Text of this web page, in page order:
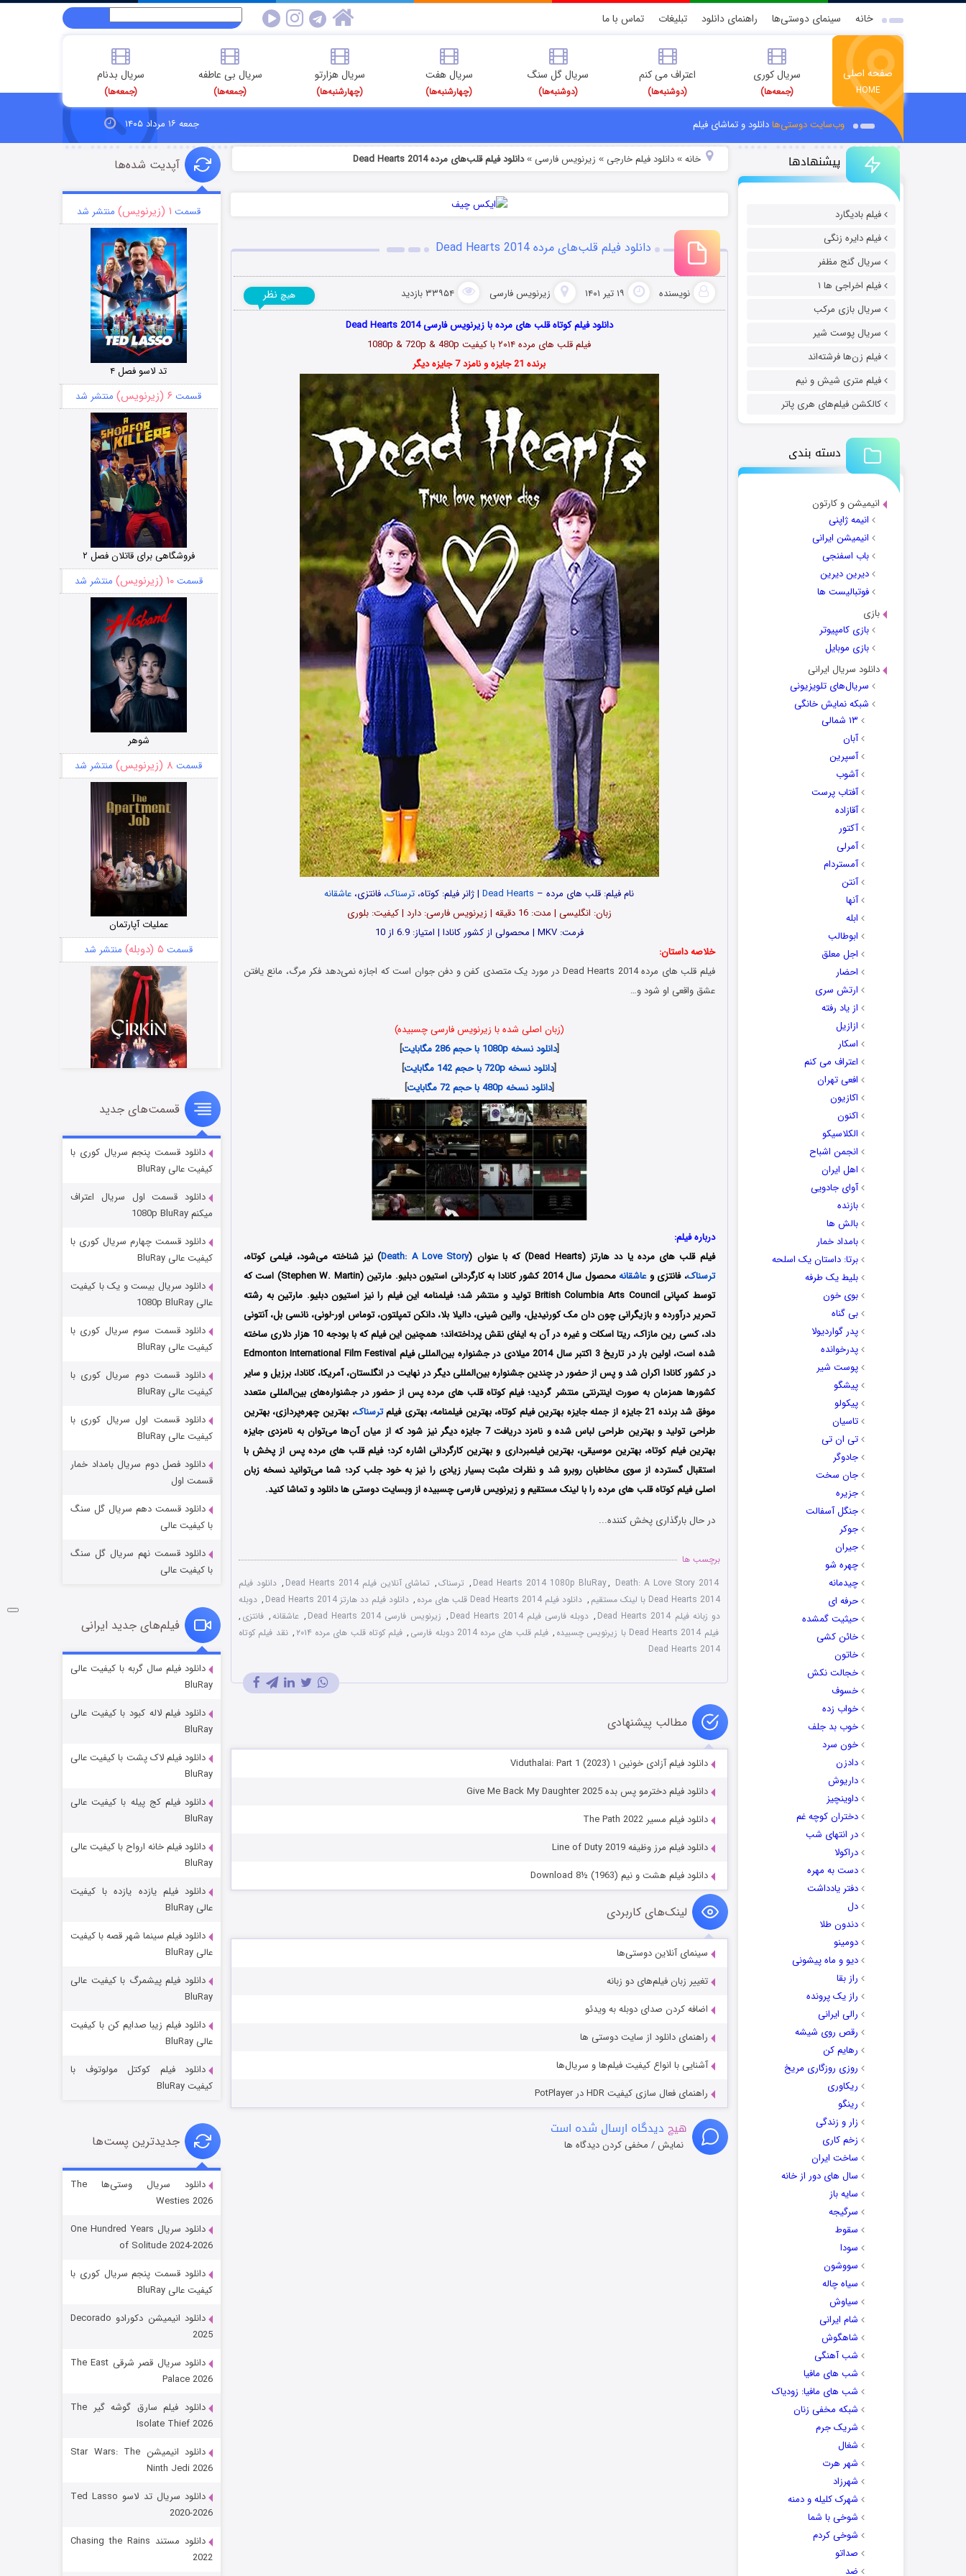
خانه سینمای دوستی‌ها راهنمای دانلود تبلیغات تماس با ما
صفحه اصلی
HOME
سریال کوری
(جمعه‌ها)
اعتراف می کنم
(دوشنبه‌ها)
سریال گل سنگ
(دوشنبه‌ها)
سریال هفت
(چهارشنبه‌ها)
سریال هزارتو
(چهارشنبه‌ها)
سریال بی عاطفه
(جمعه‌ها)
سریال بدنام
(جمعه‌ها)
وب‌سایت دوستی‌هادانلود و تماشای فیلم جمعه ۱۶ مرداد ۱۴۰۵
پیشنهادها
فیلم بادیگارد
فیلم دایره زنگی
سریال گنج مظفر
فیلم اخراجی ها ۱
سریال بازی مرکب
سریال پوست شیر
فیلم زن‌ها فرشته‌اند
فیلم متری شیش و نیم
کالکشن فیلم‌های هری پاتر
دسته بندی
انیمیشن و کارتون
انیمه ژاپنی
انیمیشن ایرانی
باب اسفنجی
دیرین دیرین
فوتبالیست ها
بازی
بازی کامپیوتر
بازی موبایل
دانلود سریال ایرانی
سریال‌های تلویزیونی
شبکه نمایش خانگی
۱۳ شمالی
آبان
آسپرین
آشوب
آفتاب پرست
آقازاده
آکتور
آمرلی
آمستردام
آنتن
آنها
ابله
ابوطالب
اجل معلق
احضار
ارتش سری
از یاد رفته
ازازیل
اسکار
اعتراف می کنم
افعی تهران
اکازیون
اکنون
الکلاسیکو
انجمن اشباح
اهل ایران
آوای جادویی
بازنده
بالش ها
بامداد خمار
برتا: داستان یک اسلحه
بلیط یک‌‌ طرفه
بوی خون
بی گناه
پدر گواردیولا
پدرخوانده
پوست شیر
پیشگو
پیکولو
تاسیان
تی ان تی
جادوگر
جان سخت
جزیره
جنگل آسفالت
جوکر
جیران
چهره شو
چیدمانه
حرفه ای
حیثیت گمشده
خائن کشی
خاتون
خجالت نکش
خسوف
خواب زده
خوب بد جلف
خون سرد
دادزن
داریوش
داوینچیز
دختران کوچه غم
در انتهای شب
دراکولا
دست به مهره
دفتر یادداشت
دل
دندون طلا
دومینو
دیو و ماه پیشونی
راز بقا
راز یک پرونده
رالی ایرانی
رقص روی شیشه
رهایم کن
روزی روزگاری مریخ
ریکاوری
رینگو
زار و زندگی
زخم کاری
ساخت ایران
سال های دور از خانه
سایه باز
سرگیجه
سقوط
سودا
سووشون
سیاه چاله
سیاوش
شام ایرانی
شاهگوش
شب آهنگی
شب های مافیا
شب های مافیا: زودیاک
شبکه مخفی زنان
شریک جرم
شغال
شهر هرت
شهرزاد
شهرک کلیله و دمنه
شوخی با شما
شوخی کردم
صداتو
ضد
خانه» دانلود فیلم خارجی » زیرنویس فارسی »دانلود فیلم قلب‌های مرده Dead Hearts 2014
دانلود فیلم قلب‌های مرده Dead Hearts 2014
نویسنده ۱۹ تیر ۱۴۰۱ زیرنویس فارسی ۳۳۹۵۴ بازدید هیچ نظر
دانلود فیلم کوتاه قلب های مرده با زیرنویس فارسی Dead Hearts 2014
فیلم قلب های مرده ۲۰۱۴ با کیفیت 1080p & 720p & 480p
برنده 21 جایزه و نامزد 7 جایزه دیگر
نام فیلم: قلب های مرده – Dead Hearts| ژانر فیلم: کوتاه، ترسناک، فانتزی، عاشقانه
زبان: انگلیسی | مدت: 16 دقیقه | زیرنویس فارسی: دارد | کیفیت: بلوری
فرمت: MKV | محصولی از کشور کانادا | امتیاز: 6.9 از 10
خلاصه داستان:
فیلم قلب های مرده Dead Hearts 2014 در مورد یک متصدی کفن و دفن جوان است که اجازه نمی‌دهد فکر مرگ، مانع یافتن
عشق واقعی او شود و…
(زبان اصلی شده با زیرنویس فارسی چسبیده)
[دانلود نسخه 1080p با حجم 286 مگابایت
]
[دانلود نسخه 720p با حجم 142 مگابایت
]
[دانلود نسخه 480p با حجم 72 مگابایت ]
درباره فیلم:
فیلم قلب های مرده یا دد هارتز (Dead Hearts) که با عنوان (
Death: A Love Story) نیز شناخته می‌شود، فیلمی کوتاه،
ترسناک، فانتزی وعاشقانهمحصول سال 2014 کشور کانادا به کارگردانی استیون دبلیو. مارتین
(Stephen W. Martin) است که
توسط کمپانی‌ British Columbia Arts Council تولید و منتشر شد؛ فیلمنامه این فیلم را نیز استیون دبلیو. مارتین به رشته
تحریر درآورده و بازیگرانی چون دان مک کورنیدیل، والین شینی، دالیلا بلا، دانکن تمپلتون، توماس اور-لونی، نانسی بل، آنتونی
داد، کسی رین مازاک، ریتا اسکات و غیره در آن به ایفای نقش پرداخته‌اند؛ همچنین این فیلم که با بودجه 10 هزار دلاری ساخته
شده است، اولین بار در تاریخ 3 اکتبر سال 2014 میلادی در جشنواره بین‌المللی فیلم Edmonton International Film Festival
در کشور کانادا اکران شد و پس از حضور در چندین جشنواره بین‌المللی دیگر در نهایت در انگلستان، آمریکا، کانادا، برزیل و سایر
کشورها همزمان به صورت اینترنتی منتشر گردید؛ فیلم کوتاه قلب های مرده پس از حضور در جشنواره‌های بین‌المللی متعدد
موفق شد برنده 21 جایزه از جمله جایزه بهترین فیلم کوتاه، بهترین فیلمنامه، بهتری فیلم
ترسناک، بهترین چهره‌پردازی، بهترین
طراحی تولید و بهترین طراحی لباس شده و نامزد دریافت 7 جایزه دیگر نیز شود که از میان آن‌ها می‌توان به نامزدی جایزه
بهترین فیلم کوتاه، بهترین موسیقی، بهترین فیلمبرداری و بهترین کارگردانی اشاره کرد؛ فیلم قلب های مرده پس از پخش با
استقبال گسترده از سوی مخاطبان روبرو شد و نظرات مثبت بسیار زیادی را نیز به خود جلب کرد؛ شما می‌توانید نسخه زبان
اصلی فیلم کوتاه قلب های مرده را با لینک مستقیم و زیرنویس فارسی چسبیده از وبسایت دوستی ها دانلود و تماشا کنید.
در حال بارگذاری پخش کننده...
برچسب ها
Dead Hearts 2014 1080p BluRay, Death: A Love Story 2014
, ترسناک, تماشای آنلاین فیلم Dead Hearts 2014 , دانلود فیلم
Dead Hearts 2014 با لینک مستقیم
, دانلود فیلم Dead Hearts 2014 قلب های مرده , دانلود فیلم دد هارتز Dead Hearts 2014 , دوبله
دو زبانه فیلم Dead Hearts 2014
, دوبله فارسی فیلم Dead Hearts 2014 , زیرنویس فارسی Dead Hearts 2014 , عاشقانه, فانتزی ,
فیلم Dead Hearts 2014 با زیرنویس چسبیده
, فیلم قلب های مرده 2014 دوبله فارسی , فیلم کوتاه قلب های مرده ۲۰۱۴ , نقد فیلم کوتاه
Dead Hearts 2014
مطالب پیشنهادی
دانلود فیلم آزادی خونین ۱ Viduthalai: Part 1 (2023)
دانلود فیلم دخترمو پس بده Give Me Back My Daughter 2025
دانلود فیلم مسیر The Path 2022
دانلود فیلم مرز وظیفه Line of Duty 2019
دانلود فیلم هشت و نیم Download 8½ (1963)
لینک‌های کاربردی
سینمای آنلاین دوستی‌ها
تغییر زبان فیلم‌های دو زبانه
اضافه کردن صدای دوبله به ویدئو
راهنمای دانلود از سایت دوستی ها
آشنایی با انواع کیفیت فیلم‌ها و سریال‌ها
راهنمای فعال سازی کیفیت HDR در PotPlayer
هیچ دیدگاه ارسال شده است
نمایش / مخفی کردن دیدگاه ها
آپدیت شده‌ها
قسمت ۱ (زیرنویس) منتشر شد
تد لاسو فصل ۴
قسمت ۶ (زیرنویس) منتشر شد
فروشگاهی برای قاتلان فصل ۲
قسمت۱۰ (زیرنویس) منتشر شد
شوهر
قسمت ۸ (زیرنویس) منتشر شد
عملیات آپارتمان
قسمت ۵ (دوبله) منتشر شد
سریال زشت
قسمت۲ (زیرنویس) منتشر شد
مردگان متحرک: شهر مرده ۳
شکست استوارت در نجات جهان
قسمت ۷ (زیرنویس) منتشر شد
شوگر فصل ۲
قسمت
خاندان اژدها فصل ۳
جادوگری در مغولستان
قسمت۶ (زیرنویس)
رویایی برای تو
قسمت ۱۵ (دوبله)
قسمت‌های جدید
دانلود قسمت پنجم سریال کوری با
کیفیت عالی BluRay
دانلود قسمت اول سریال اعتراف
میکنم 1080p BluRay
دانلود قسمت چهارم سریال کوری با
کیفیت عالی BluRay
دانلود سریال بیست و یک با کیفیت
عالی 1080p BluRay
دانلود قسمت سوم سریال کوری با
کیفیت عالی BluRay
دانلود قسمت دوم سریال کوری با
کیفیت عالی BluRay
دانلود قسمت اول سریال کوری با
کیفیت عالی BluRay
دانلود فصل دوم سریال بامداد خمار
قسمت اول
دانلود قسمت دهم سریال گل سنگ
با کیفیت عالی
دانلود قسمت نهم سریال گل سنگ
با کیفیت عالی
فیلم‌های جدید ایرانی
دانلود فیلم سال گربه با کیفیت عالی
BluRay
دانلود فیلم لاله کبود با کیفیت عالی
BluRay
دانلود فیلم لاک پشت با کیفیت عالی
BluRay
دانلود فیلم کج‌ پیله با کیفیت عالی
BluRay
دانلود فیلم خانه ارواح با کیفیت عالی
BluRay
دانلود فیلم یازده یازده با کیفیت
عالی BluRay
دانلود فیلم سینما شهر قصه با کیفیت
عالی BluRay
دانلود فیلم پیشمرگ با کیفیت عالی
BluRay
دانلود فیلم زیبا صدایم کن با کیفیت
عالی BluRay
دانلود فیلم کوکتل مولوتوف با
کیفیت BluRay
جدیدترین پست‌ها
دانلود سریال وستی‌ها The
Westies 2026
دانلود سریال One Hundred Years
of Solitude 2024-2026
دانلود قسمت پنجم سریال کوری با
کیفیت عالی BluRay
دانلود انیمیشن دکورادو Decorado
2025
دانلود سریال قصر شرقی The East
Palace 2026
دانلود فیلم سارق گوشه گیر The
Isolate Thief 2026
دانلود انیمیشن Star Wars: The
Ninth Jedi 2026
دانلود سریال تد لاسو Ted Lasso
2020-2026
دانلود مستند Chasing the Rains
2022